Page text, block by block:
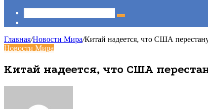
Главная/Новости Мира/Китай надеется, что США
Новости Мира
Китай надеется, что США